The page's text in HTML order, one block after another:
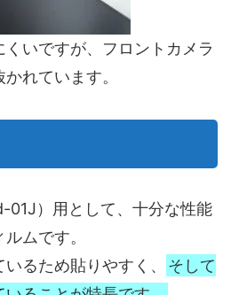
いですが、フロントカメラ
れています。
）用として、十分な性能
ムです。
るため貼りやすく、
そして